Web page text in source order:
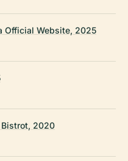
Official Website, 2025
2020